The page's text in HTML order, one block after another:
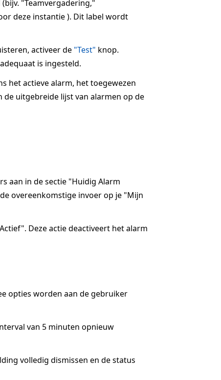
"Teamvergadering,"
deze instantie ). Dit label wordt
activeer de "Test" knop.
is ingesteld.
het actieve alarm, het toegewezen
uitgebreide lijst van alarmen op de
aan in de sectie "Huidig Alarm
overeenkomstige invoer op je "Mijn
Deze actie deactiveert het alarm
opties worden aan de gebruiker
van 5 minuten opnieuw
volledig dismissen en de status